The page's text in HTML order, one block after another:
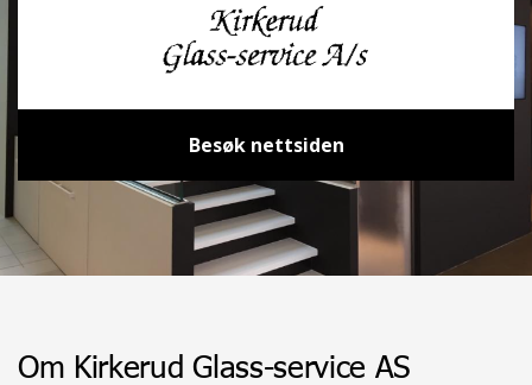
Besøk nettsiden
Om Kirkerud Glass-service AS